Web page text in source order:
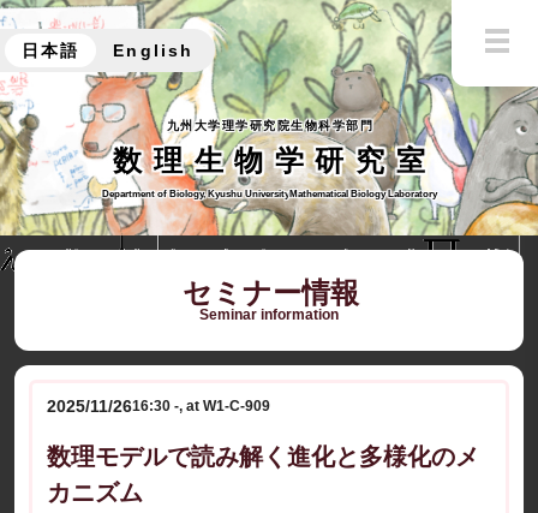
九州大学理学研究院生物科学部門
数理生物学研究室
Department of Biology, Kyushu UniversityMathematical Biology Laboratory
日本語 English
セミナー情報
Seminar information
2025/11/2616:30 -, at W1-C-909
数理モデルで読み解く進化と多様化のメ
カニズム